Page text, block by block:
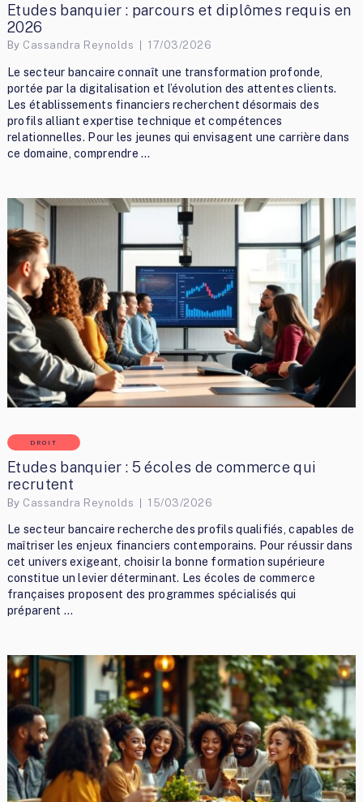
Etudes banquier : parcours et diplômes requis en
2026
By Cassandra Reynolds 17/03/2026
Le secteur bancaire connaît une transformation profonde,
portée par la digitalisation et l’évolution des attentes clients.
Les établissements financiers recherchent désormais des
profils alliant expertise technique et compétences
relationnelles. Pour les jeunes qui envisagent une carrière dans
ce domaine, comprendre …
DROIT
Etudes banquier : 5 écoles de commerce qui
recrutent
By Cassandra Reynolds 15/03/2026
Le secteur bancaire recherche des profils qualifiés, capables de
maîtriser les enjeux financiers contemporains. Pour réussir dans
cet univers exigeant, choisir la bonne formation supérieure
constitue un levier déterminant. Les écoles de commerce
françaises proposent des programmes spécialisés qui
préparent …